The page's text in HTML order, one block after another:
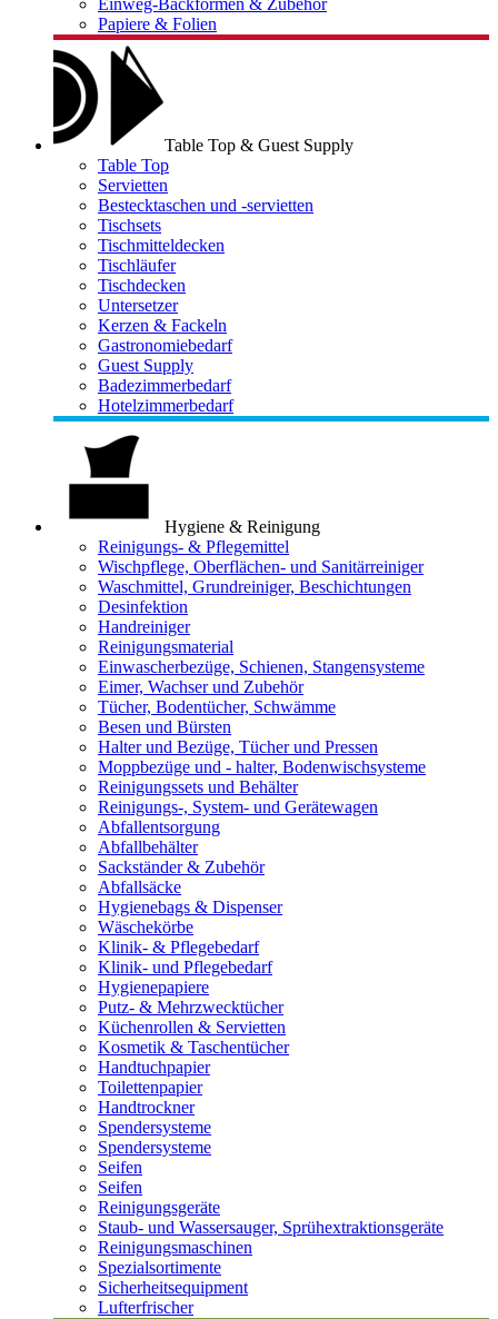
Einweg-Backformen & Zubehör
Papiere & Folien
Table Top & Guest Supply
Table Top
Servietten
Bestecktaschen und -servietten
Tischsets
Tischmitteldecken
Tischläufer
Tischdecken
Untersetzer
Kerzen & Fackeln
Gastronomiebedarf
Guest Supply
Badezimmerbedarf
Hotelzimmerbedarf
Hygiene & Reinigung
Reinigungs- & Pflegemittel
Wischpflege, Oberflächen- und Sanitärreiniger
Waschmittel, Grundreiniger, Beschichtungen
Desinfektion
Handreiniger
Reinigungsmaterial
Einwascherbezüge, Schienen, Stangensysteme
Eimer, Wachser und Zubehör
Tücher, Bodentücher, Schwämme
Besen und Bürsten
Halter und Bezüge, Tücher und Pressen
Moppbezüge und - halter, Bodenwischsysteme
Reinigungssets und Behälter
Reinigungs-, System- und Gerätewagen
Abfallentsorgung
Abfallbehälter
Sackständer & Zubehör
Abfallsäcke
Hygienebags & Dispenser
Wäschekörbe
Klinik- & Pflegebedarf
Klinik- und Pflegebedarf
Hygienepapiere
Putz- & Mehrzwecktücher
Küchenrollen & Servietten
Kosmetik & Taschentücher
Handtuchpapier
Toilettenpapier
Handtrockner
Spendersysteme
Spendersysteme
Seifen
Seifen
Reinigungsgeräte
Staub- und Wassersauger, Sprühextraktionsgeräte
Reinigungsmaschinen
Spezialsortimente
Sicherheitsequipment
Lufterfrischer